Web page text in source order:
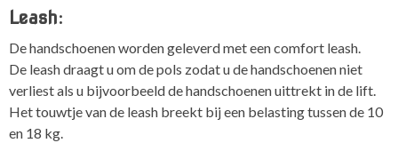
Leash:
De handschoenen worden geleverd met een comfort leash.
De leash draagt u om de pols zodat u de handschoenen niet
verliest als u bijvoorbeeld de handschoenen uittrekt in de lift.
Het touwtje van de leash breekt bij een belasting tussen de 10
en 18 kg.